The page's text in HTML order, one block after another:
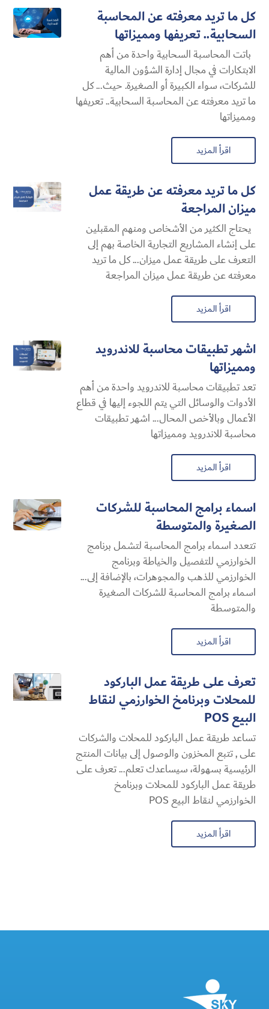
كل ما تريد معرفته عن المحاسبة
السحابية​.. تعريفها ومميزاتها
باتت المحاسبة السحابية​ واحدة من أهم
الابتكارات في مجال إدارة الشؤون المالية
للشركات، سواء الكبيرة أو الصغيرة. حيث... كل
ما تريد معرفته عن المحاسبة السحابية​.. تعريفها
ومميزاتها
اقرأ المزيد
كل ما تريد معرفته عن طريقة عمل
ميزان المراجعة
يحتاج الكثير من الأشخاص ومنهم المقبلين
على إنشاء المشاريع التجارية الخاصة بهم إلى
التعرف على طريقة عمل ميزان... كل ما تريد
معرفته عن طريقة عمل ميزان المراجعة
اقرأ المزيد
اشهر تطبيقات محاسبة للاندرويد
ومميزاتها
تعد تطبيقات محاسبة للاندرويد واحدة من أهم
الأدوات والوسائل التي يتم اللجوء إليها في قطاع
الأعمال وبالأخص المحال... اشهر تطبيقات
محاسبة للاندرويد ومميزاتها
اقرأ المزيد
اسماء برامج المحاسبة للشركات
الصغيرة والمتوسطة
تتعدد اسماء برامج المحاسبة لتشمل برنامج
الخوارزمي للتفصيل والخياطة وبرنامج
الخوارزمي للذهب والمجوهرات، بالإضافة إلى...
اسماء برامج المحاسبة للشركات الصغيرة
والمتوسطة
اقرأ المزيد
تعرف على طريقة عمل الباركود
للمحلات وبرنامخ الخوارزمي لنقاط
البيع POS
تساعد طريقة عمل الباركود للمحلات والشركات
على , تتبع المخزون والوصول إلى بيانات المنتج
الرئيسية بسهولة، سيساعدك تعلم... تعرف على
طريقة عمل الباركود للمحلات وبرنامخ
الخوارزمي لنقاط البيع POS
اقرأ المزيد